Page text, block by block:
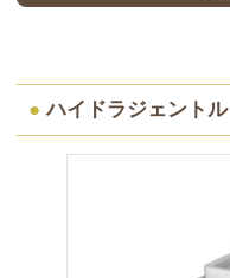
● ハイドラジェントル